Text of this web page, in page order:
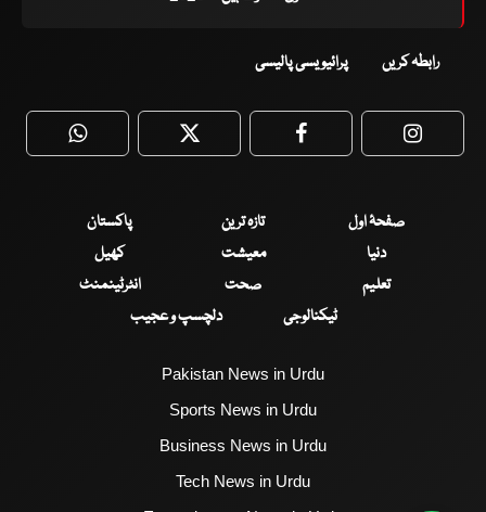
رابطہ کریں پرائیویسی پالیسی
WhatsApp Twitter Facebook
صفحۂ اول تازہ ترین
پاکستان
دنیا
معیشت
کھیل
تعلیم
صحت
انٹرٹینمنٹ
ٹیکنالوجی
دلچسپ و عجیب
Pakistan News in Urdu
Sports News in Urdu
Business News in Urdu
Tech News in Urdu